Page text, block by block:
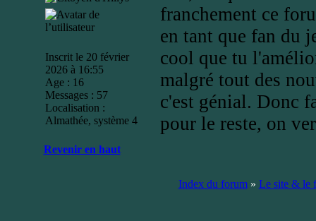
Inscrit le 20 février
2026 à 16:55
Age : 16
Messages : 57
Localisation :
Almathée, système 4
franchement ce
en tant que fan du
cool que tu
malgré tout des
c'est génial. Donc
pour le reste, on
Revenir en haut
Index du forum» Le site & le